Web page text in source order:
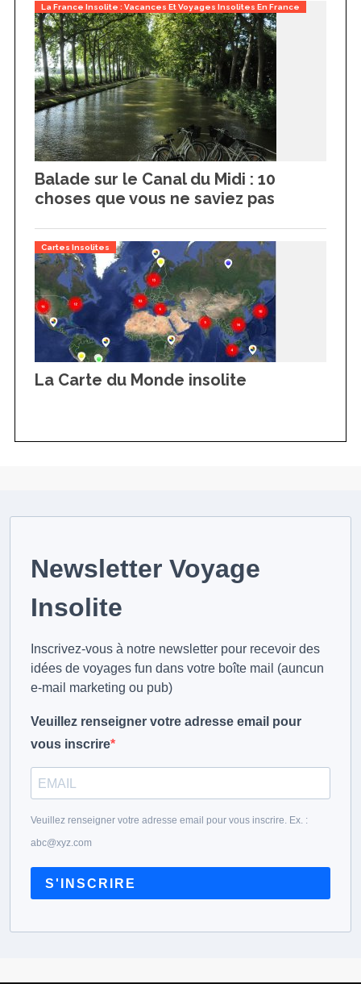
La France Insolite : Vacances Et Voyages Insolites En France
Balade sur le Canal du Midi : 10
choses que vous ne saviez pas
Cartes Insolites
La Carte du Monde insolite
Newsletter Voyage
Insolite
Inscrivez-vous à notre newsletter pour recevoir des
idées de voyages fun dans votre boîte mail (auncun
e-mail marketing ou pub)
Veuillez renseigner votre adresse email pour
vous inscrire
Veuillez renseigner votre adresse email pour vous inscrire. Ex. :
abc@xyz.com
S'INSCRIRE